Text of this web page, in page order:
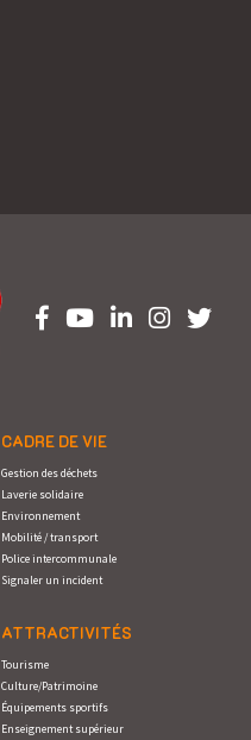
CADRE DE VIE
Gestion des déchets
Laverie solidaire
Environnement
Mobilité / transport
Police intercommunale
Signaler un incident
ATTRACTIVITÉS
Tourisme
Culture/Patrimoine
Équipements sportifs
Enseignement supérieur